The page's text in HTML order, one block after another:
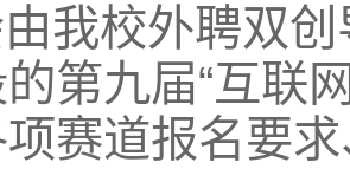
我校外聘双
第九届“互联
赛道报名要